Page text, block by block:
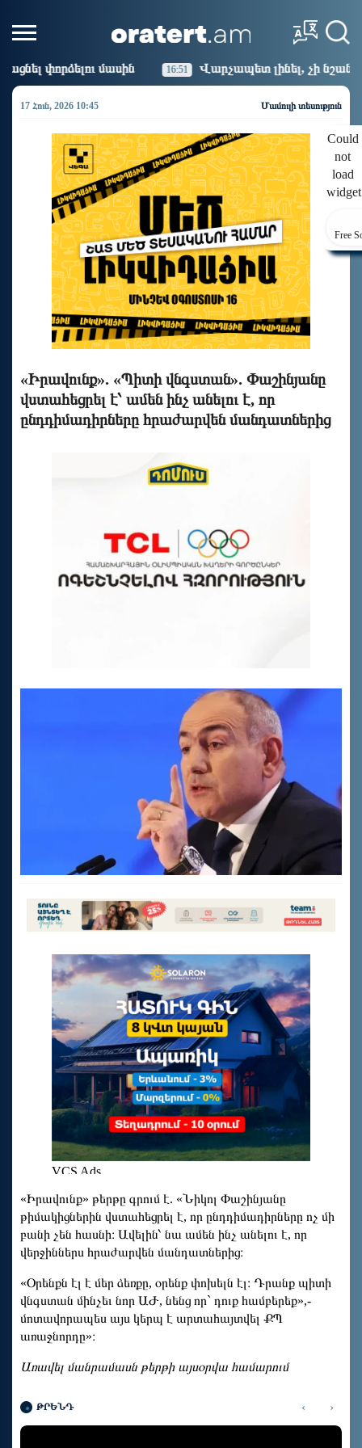
16:51 Վարչապետ լինել, չի նշանակում ինչ ուզել անել
17 Հուն, 2026 10:45 Մամուլի տեսություն
Could
not
load
Free
«Իրավունք». «Պիտի վնգստան». Փաշինյանը
վստահեցրել է՝ ամեն ինչ անելու է, որ
ընդդիմադիրները հրաժարվեն մանդատներից
«Իրավունք» թերթը գրում է. «Նիկոլ Փաշինյանը
թիմակիցներին վստահեցրել է, որ ընդդիմադիրները ոչ մի
բանի չեն հասնի։ Ավելին՝ նա ամեն ինչ անելու է, որ
վերջիններս հրաժարվեն մանդատներից։
«Օրենքն էլ է մեր ձեռքը, օրենք փոխելն էլ։ Դրանք պիտի
վնգստան մինչեւ նոր ԱԺ, նենց որ` դուք համբերեք»,-
մոտավորապես այս կերպ է արտահայտվել ՔՊ
առաջնորդը»։
Առավել մանրամասն թերթի այսօրվա համարում
ԹՐԵՆԴ ‹ ›